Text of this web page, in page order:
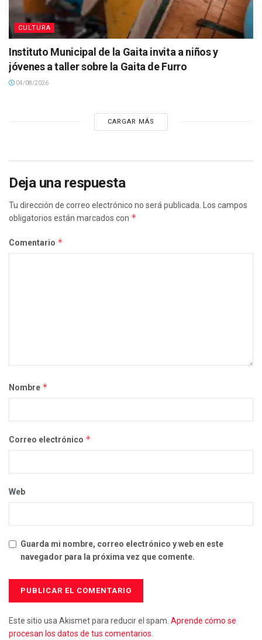
CULTURA
Instituto Municipal de la Gaita invita a niños y
jóvenes a taller sobre la Gaita de Furro
04/08/2026
CARGAR MÁS
Deja una respuesta
Tu dirección de correo electrónico no será publicada.
Los campos
obligatorios están marcados con *
Comentario *
Nombre *
Correo electrónico *
Web
Guarda mi nombre, correo electrónico y web en este
navegador para la próxima vez que comente.
Este sitio usa Akismet para reducir el spam. Aprende cómo se
procesan los datos de tus comentarios.